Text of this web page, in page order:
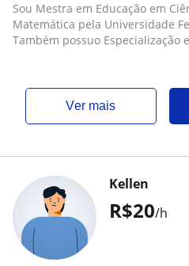
Sou Mestra em Educação em
Matemática pela Universidade
Também possuo Especialização
ver mais
R$20/h
Kellen